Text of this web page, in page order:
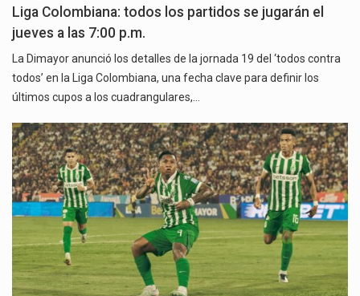
Liga Colombiana: todos los partidos se jugarán el
jueves a las 7:00 p.m.
La Dimayor anunció los detalles de la jornada 19 del ‘todos contra
todos’ en la Liga Colombiana, una fecha clave para definir los
últimos cupos a los cuadrangulares,…